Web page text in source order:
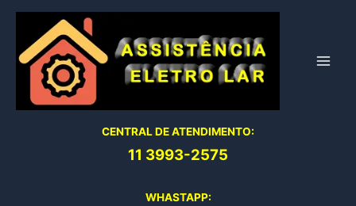
conteúdo
CENTRAL DE ATENDIMENTO:
11 3993-2575
WHASTAPP: